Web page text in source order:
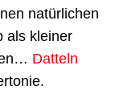
natürlichen
als kleiner
Datteln